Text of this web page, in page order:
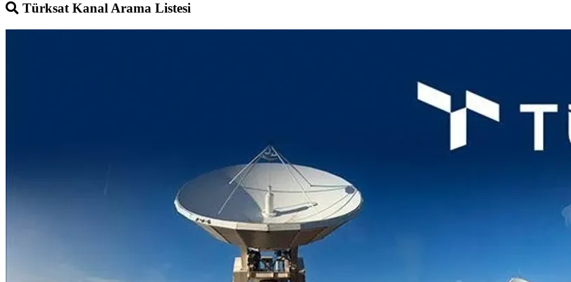
Türksat Kanal Arama Listesi